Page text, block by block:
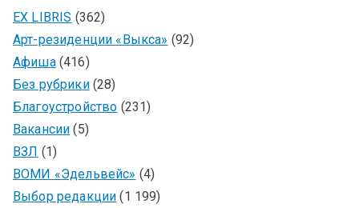
EX LIBRIS (362)
Арт-резиденции «Выкса» (92)
Афиша(416)
Без рубрики(28)
Благоустройство (231)
Вакансии (5)
ВЗЛ (1)
ВОМИ «Эдельвейс» (4)
Выбор редакции (1 199)